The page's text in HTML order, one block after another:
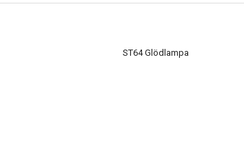
ST64 Glödlampa